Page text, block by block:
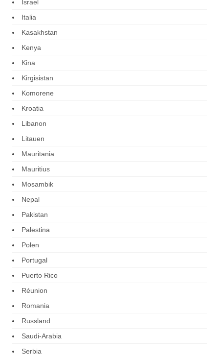
Israel
Italia
Kasakhstan
Kenya
Kina
Kirgisistan
Komorene
Kroatia
Libanon
Litauen
Mauritania
Mauritius
Mosambik
Nepal
Pakistan
Palestina
Polen
Portugal
Puerto Rico
Réunion
Romania
Russland
Saudi-Arabia
Serbia